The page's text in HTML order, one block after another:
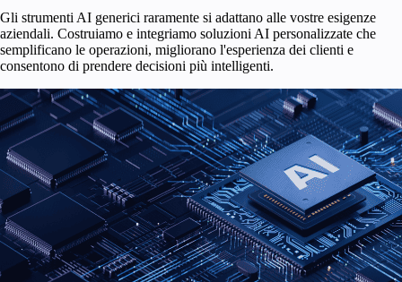
Gli strumenti AI generici raramente si adattano alle vostre esigenze
aziendali. Costruiamo e integriamo soluzioni AI personalizzate che
semplificano le operazioni, migliorano l'esperienza dei clienti e
consentono di prendere decisioni più intelligenti.